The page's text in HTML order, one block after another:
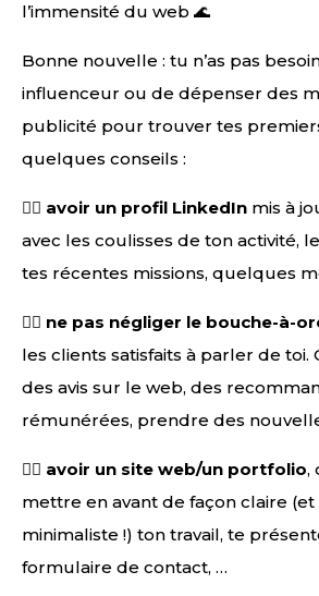
l’immensité du web 🌊
Bonne nouvelle : tu n’as pas
influenceur ou de dépenser des
publicité pour trouver tes
quelques conseils :
👉🏻 avoir un profil LinkedIn mis à
avec les coulisses de ton activité,
tes récentes missions, quelques
👉🏻 ne pas négliger le bouche-à-
les clients satisfaits à parler de toi.
des avis sur le web, des
rémunérées, prendre des
👉🏻 avoir un site web/un portfolio,
mettre en avant de façon claire (et
minimaliste !) ton travail, te
formulaire de contact, …